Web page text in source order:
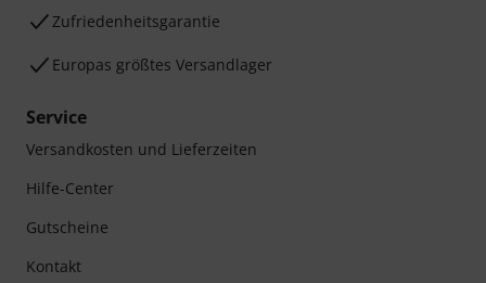
Zufriedenheitsgarantie
Europas größtes Versandlager
Service
Versandkosten und Lieferzeiten
Hilfe-Center
Gutscheine
Kontakt